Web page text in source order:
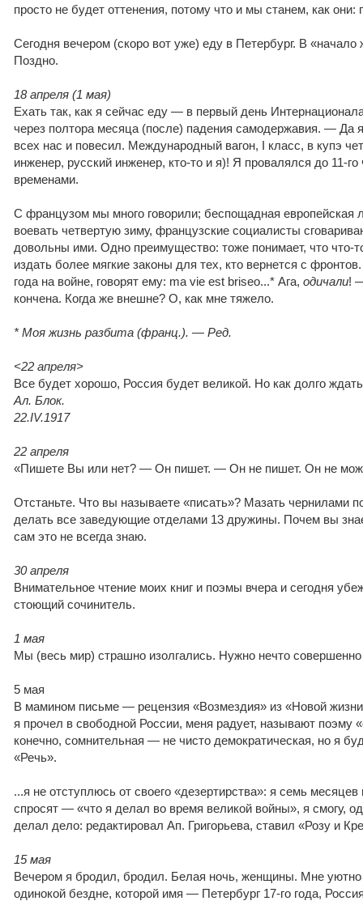
просто не будет оттенения, потому что и мы станем, как
Сегодня вечером (скоро вот уже) еду в Петербург. В «начало
Поздно.
18 апреля (1 мая)
Ехать так, как я сейчас еду — в первый день
через полтора месяца (после) падения самодержавия. — Да
всех нас и повесил. Международный вагон, I класс, в купэ
инженер, русский инженер, кто-то и я)! Я провалялся до 11-
временами.
С французом мы много говорили; беспощадная европейская
воевать четвертую зиму, французские социалисты
довольны ими. Одно преимущество: тоже понимает, что что-
издать более мягкие законы для тех, кто вернется с
года на войне, говорят ему: ma vie est briseo...* Ага, одичали!
кончена. Когда же внешне? О, как мне тяжело.
* Моя жизнь разбита (франц.). — Ред.
<22 апреля>
Все будет хорошо, Россия будет великой. Но как долго
Ал. Блок.
22.IV.1917
22 апреля
«Пишете Вы или нет? — Он пишет. — Он не пишет. Он не
Отстаньте. Что вы называете «писать»? Мазать чернилами
делать все заведующие отделами 13 дружины. Почем вы
сам это не всегда знаю.
30 апреля
Внимательное чтение моих книг и поэмы вчера и сегодня
стоющий сочинитель.
1 мая
Мы (весь мир) страшно изолгались. Нужно нечто совершенно
5 мая
В мамином письме — рецензия «Возмездия» из «Новой
я прочел в свободной России, меня радует, называют поэму
конечно, сомнительная — не чисто демократическая, но я
«Речь».
...я не отступлюсь от своего «дезертирства»: я семь
спросят — «что я делал во время великой войны», я смогу,
делал дело: редактировал Ап. Григорьева, ставил «Розу и
15 мая
Вечером я бродил, бродил. Белая ночь, женщины. Мне уютно
одинокой бездне, которой имя — Петербург 17-го года,